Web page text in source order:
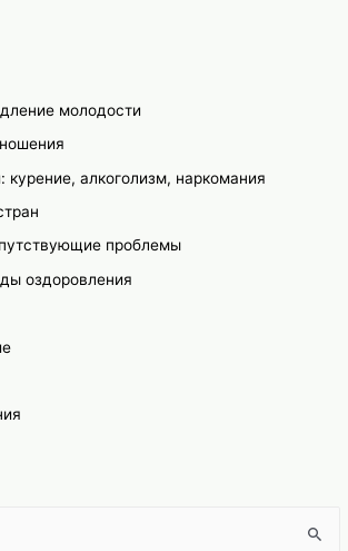
молодости
алкоголизм, наркомания
проблемы
оздоровления